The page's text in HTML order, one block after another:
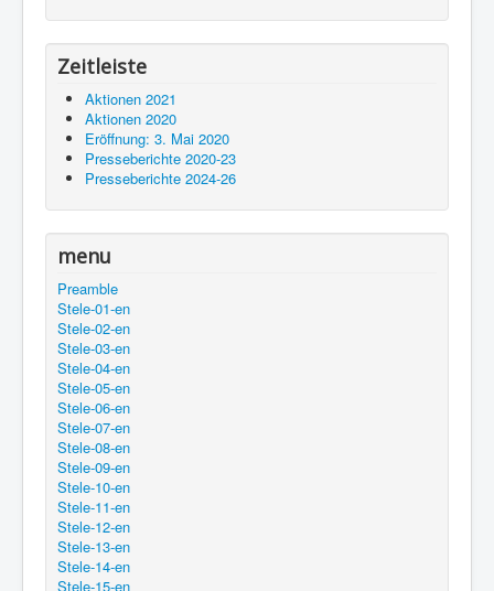
Zeitleiste
Aktionen 2021
Aktionen 2020
Eröffnung: 3. Mai 2020
Presseberichte 2020-23
Presseberichte 2024-26
menu
Preamble
Stele-01-en
Stele-02-en
Stele-03-en
Stele-04-en
Stele-05-en
Stele-06-en
Stele-07-en
Stele-08-en
Stele-09-en
Stele-10-en
Stele-11-en
Stele-12-en
Stele-13-en
Stele-14-en
Stele-15-en